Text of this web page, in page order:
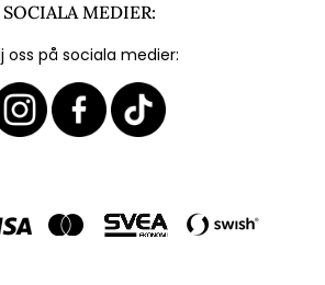
SOCIALA MEDIER:
oss på sociala medier: